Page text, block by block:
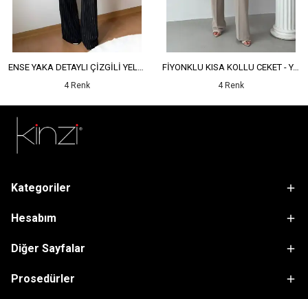
ENSE YAKA DETAYLI ÇİZGİLİ YELEK - YÜKSEK BEL DETAYLI ÇİZGİLİ PANTOLON
4 Renk
FİYONKLU KISA KOLLU CEKET - YÜKSEK BEL SALAŞ PANTOLON
4 Renk
Kategoriler
Hesabım
Diğer Sayfalar
Prosedürler